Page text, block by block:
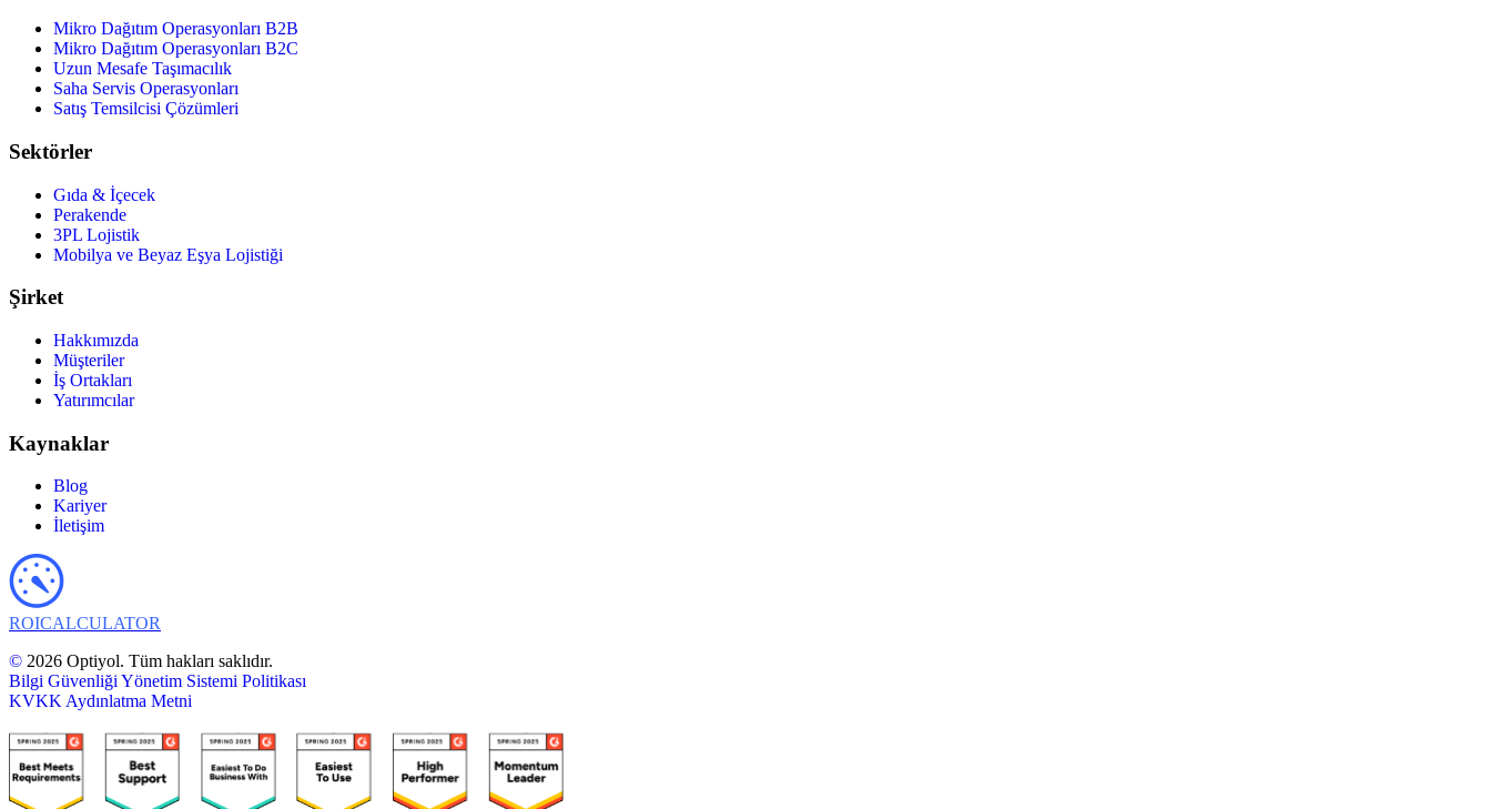
Mikro Dağıtım Operasyonları B2B
Mikro Dağıtım Operasyonları B2C
Uzun Mesafe Taşımacılık
Saha Servis Operasyonları
Satış Temsilcisi Çözümleri
Sektörler
Gıda & İçecek
Perakende
3PL Lojistik
Mobilya ve Beyaz Eşya Lojistiği
Şirket
Hakkımızda
Müşteriler
İş Ortakları
Yatırımcılar
Kaynaklar
Blog
Kariyer
İletişim
ROICALCULATOR
© 2026 Optiyol. Tüm hakları saklıdır.
Bilgi Güvenliği Yönetim Sistemi Politikası
KVKK Aydınlatma Metni